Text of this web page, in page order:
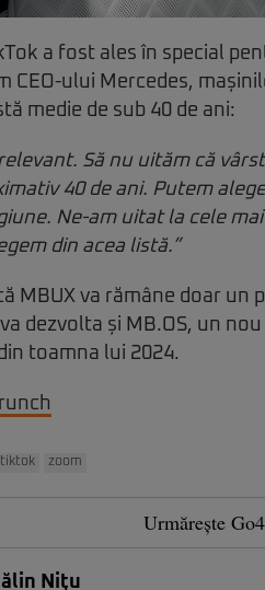
a fost ales în special
CEO-ului Mercedes,
medie de sub 40 de ani:
Să nu uităm că
40 de ani. Putem
Ne-am uitat la cele
din acea listă.”
MBUX va rămâne doar
dezvolta și MB.OS, un
toamna lui 2024.
tiktok zoom
Urmărește
Niţu